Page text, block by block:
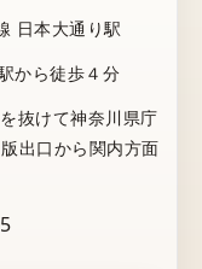
日本大通り駅
から徒歩４分
抜けて神奈川県庁
出口から関内方面